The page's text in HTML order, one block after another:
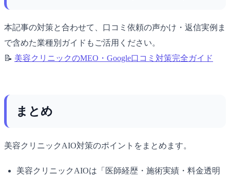
本記事の対策と合わせて、口コミ依頼の声かけ・返信実例ま
で含めた業種別ガイドもご活用ください。
📝 美容クリニックのMEO・Google口コミ対策完全ガイド
まとめ
美容クリニックAIO対策のポイントをまとめます。
美容クリニックAIOは「医師経歴・施術実績・料金透明